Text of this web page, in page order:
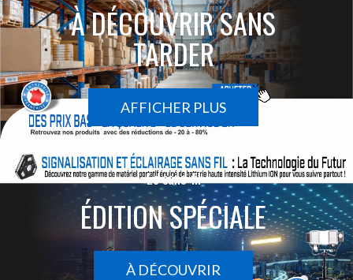
À DÉCOUVRIR SANS
TARDER
AFFICHER PLUS
Le sans-fil
ÉDITION SPÉCIALE
À DÉCOUVRIR